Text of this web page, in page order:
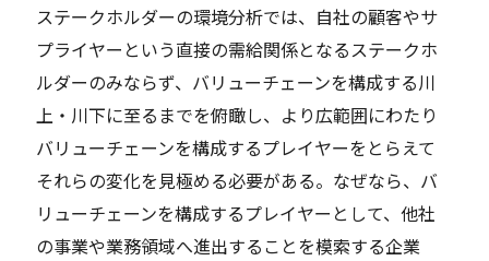
ステークホルダーの環境分析では、自社の顧客やサ
プライヤーという直接の需給関係となるステークホ
ルダーのみならず、バリューチェーンを構成する川
上・川下に至るまでを俯瞰し、より広範囲にわたり
バリューチェーンを構成するプレイヤーをとらえて
それらの変化を見極める必要がある。なぜなら、バ
リューチェーンを構成するプレイヤーとして、他社
の事業や業務領域へ進出することを模索する企業